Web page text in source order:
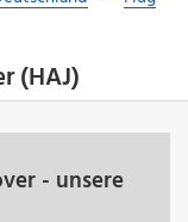
(HAJ)
- unsere